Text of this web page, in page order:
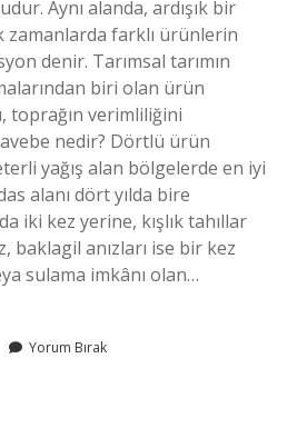
Aynı alanda, ardışık bir
zamanlarda farklı ürünlerin
denir. Tarımsal tarımın
biri olan ürün
toprağın verimliliğini
nedir? Dörtlü ürün
yağış alan bölgelerde en iyi
alanı dört yılda bire
iki kez yerine, kışlık tahıllar
baklagil anızları ise bir kez
sulama imkânı olan…
Yorum Bırak